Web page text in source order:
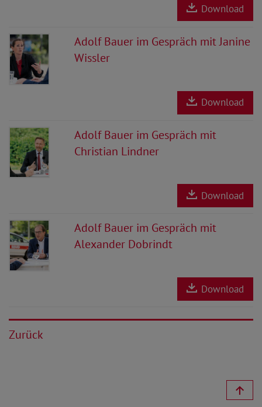
Download
Adolf Bauer im Gespräch mit Janine
Wissler
Download
Adolf Bauer im Gespräch mit
Christian Lindner
Download
Adolf Bauer im Gespräch mit
Alexander Dobrindt
Download
Zurück